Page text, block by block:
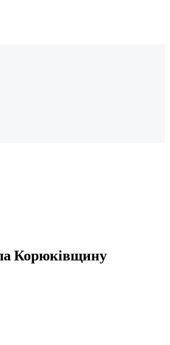
Корюківщину